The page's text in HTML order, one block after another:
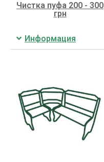
Чистка пуфа 200 - 300
грн
Информация